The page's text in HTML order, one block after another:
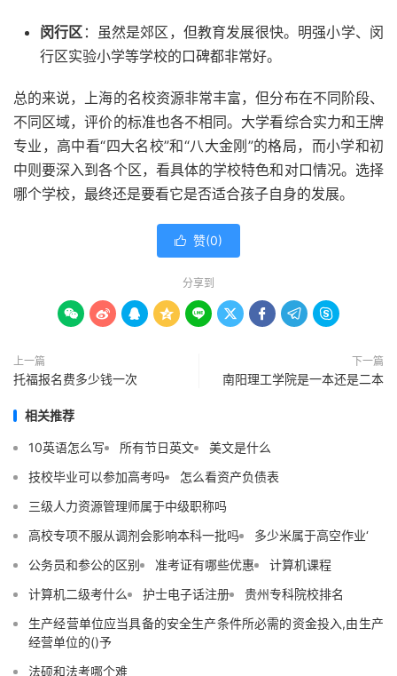
闵行区 ：虽然是郊区，但教育发展很快。明强小学、闵
行区实验小学等学校的口碑都非常好。
总的来说，上海的名校资源非常丰富，但分布在不同阶段、
不同区域，评价的标准也各不相同。大学看综合实力和王牌
专业，高中看“四大名校”和“八大金刚”的格局，而小学和初
中则要深入到各个区，看具体的学校特色和对口情况。选择
哪个学校，最终还是要看它是否适合孩子自身的发展。
 赞(0)
分享到
        
上一篇
托福报名费多少钱一次
下一篇
南阳理工学院是一本还是二本
相关推荐
10英语怎么写 所有节日英文
美文是什么
技校毕业可以参加高考吗
怎么看资产负债表
三级人力资源管理师属于中级职称吗
高校专项不服从调剂会影响本科一批吗
多少米属于高空作业‘
公务员和参公的区别
准考证有哪些优惠
计算机课程
计算机二级考什么
护士电子话注册
贵州专科院校排名
生产经营单位应当具备的安全生产条件所必需的资金投入,由生产
经营单位的()予
法硕和法考哪个难